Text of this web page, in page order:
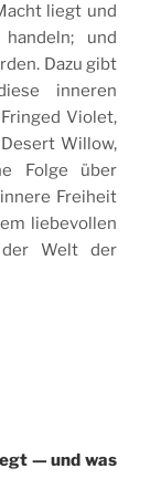
liegt und
und
Dazu gibt
inneren
Violet,
Willow,
Folge über
Freiheit
liebevollen
Welt der
— und was